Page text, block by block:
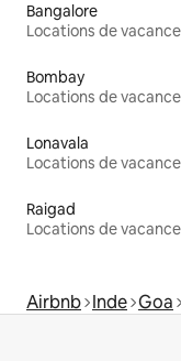
Bangalore
Locations de
Bombay
Locations de
Lonavala
Locations de
Raigad
Locations de
Airbnb Inde Goa